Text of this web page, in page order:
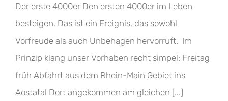
Der erste 4000er Den ersten 4000er im Leben
besteigen. Das ist ein Ereignis, das sowohl
Vorfreude als auch Unbehagen hervorruft. Im
Prinzip klang unser Vorhaben recht simpel: Freitag
früh Abfahrt aus dem Rhein-Main Gebiet ins
Aostatal Dort angekommen am gleichen [...]